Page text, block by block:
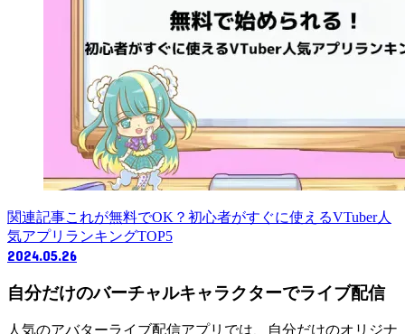
関連記事これが無料でOK？初心者がすぐに使えるVTuber人
気アプリランキングTOP5
2024.05.26
自分だけのバーチャルキャラクターでライブ配信
人気のアバターライブ配信アプリでは、自分だけのオリジナ